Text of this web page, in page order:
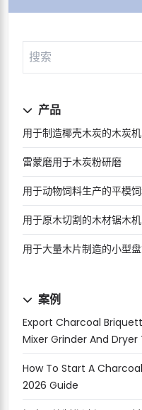
产品
用于制造椰壳木炭的木炭机
雷蒙磨用于木炭粉研磨
用于动物饲料生产的平模
用于原木切割的木材锯木机
用于大量木片制造的小型
案例
Export Charcoal
Mixer Grinder And Dryer
How To Start A
2026 Guide